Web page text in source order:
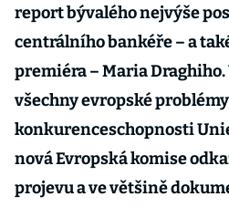
report bývalého nejvýše
centrálního bankéře –⁠⁠⁠⁠⁠⁠ a
premiéra –⁠⁠⁠⁠⁠⁠ Maria
všechny evropské
konkurenceschopnosti
nová Evropská komise
projevu a ve většině